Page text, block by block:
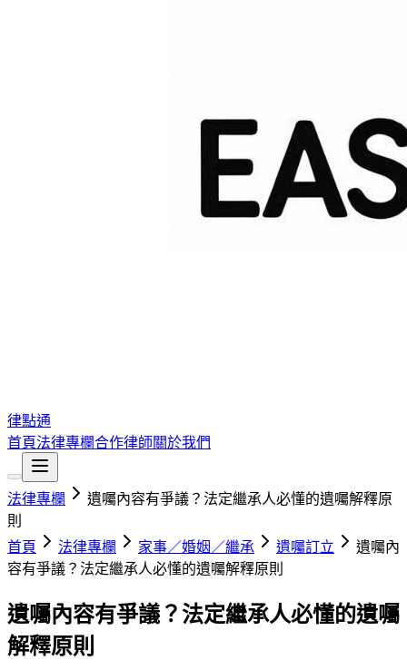
律點通
首頁法律專欄合作律師關於我們
法律專欄
遺囑內容有爭議？法定繼承人必懂的遺囑解釋原
則
首頁
法律專欄 家事／婚姻／繼承 遺囑訂立
遺囑內
容有爭議？法定繼承人必懂的遺囑解釋原則
遺囑內容有爭議？法定繼承人必懂的遺囑
解釋原則